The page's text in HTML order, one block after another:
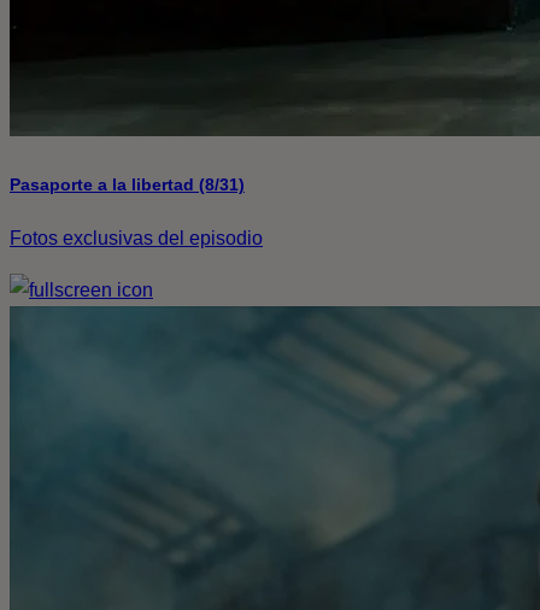
Pasaporte a la libertad (8/31)
Fotos exclusivas del episodio